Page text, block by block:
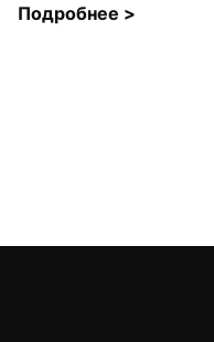
Подробнее >